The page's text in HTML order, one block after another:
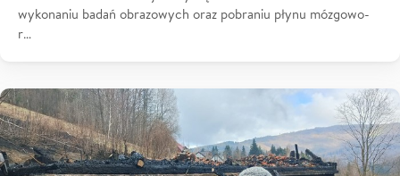
wykonaniu badań obrazowych oraz pobraniu płynu mózgowo-
r…